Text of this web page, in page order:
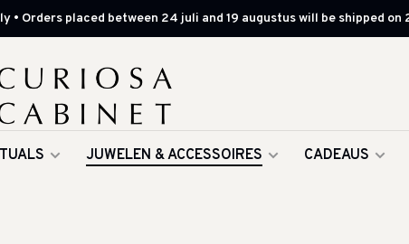
• Orders placed between 24 juli and 19 augustus will be shipped on
JUWELEN & ACCESSOIRES CADEAUS